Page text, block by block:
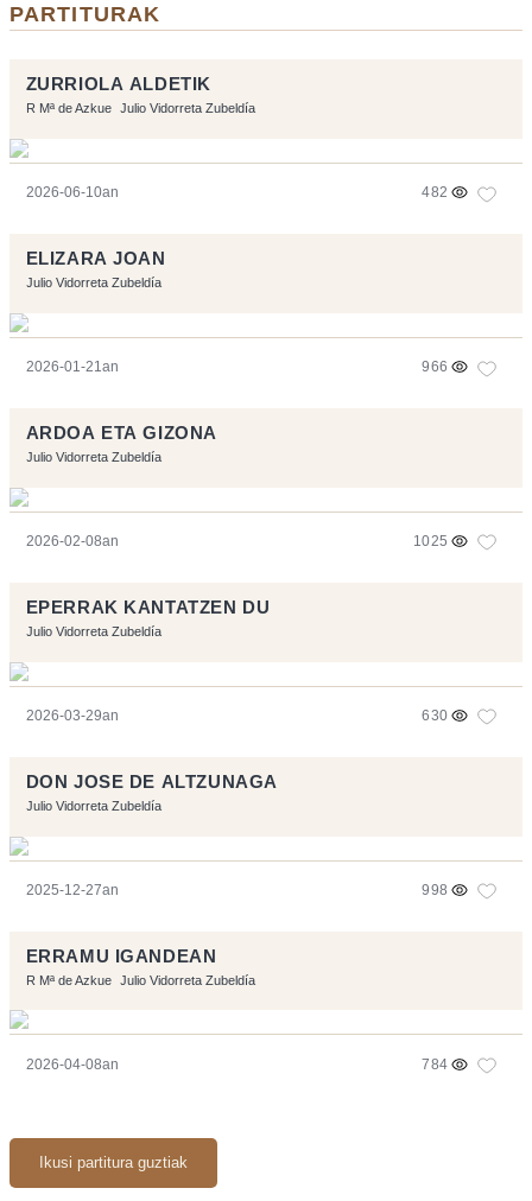
PARTITURAK
ZURRIOLA ALDETIK
R Mª de Azkue Julio Vidorreta Zubeldía
2026-06-10an 482
ELIZARA JOAN
Julio Vidorreta Zubeldía
2026-01-21an 966
ARDOA ETA GIZONA
Julio Vidorreta Zubeldía
2026-02-08an 1025
EPERRAK KANTATZEN DU
Julio Vidorreta Zubeldía
2026-03-29an 630
DON JOSE DE ALTZUNAGA
Julio Vidorreta Zubeldía
2025-12-27an 998
ERRAMU IGANDEAN
R Mª de Azkue Julio Vidorreta Zubeldía
2026-04-08an 784
Ikusi partitura guztiak